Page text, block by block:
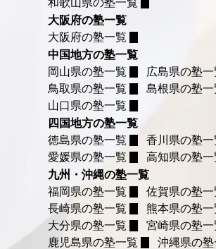
大阪府の塾一覧
大阪府の塾一覧
中国地方の塾一覧
岡山県の塾一覧
広島県の塾一
鳥取県の塾一覧
島根県の塾一
山口県の塾一覧
四国地方の塾一覧
徳島県の塾一覧
香川県の塾一
愛媛県の塾一覧
高知県の塾一
九州・沖縄の塾一覧
福岡県の塾一覧
佐賀県の塾一
長崎県の塾一覧
熊本県の塾一
大分県の塾一覧
宮崎県の塾一
鹿児島県の塾一覧
沖縄県の塾